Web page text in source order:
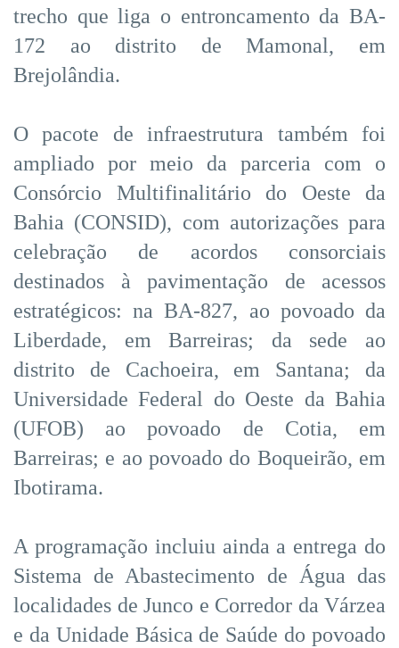
trecho que liga o entroncamento da BA-
172 ao distrito de Mamonal, em
Brejolândia.
O pacote de infraestrutura também foi
ampliado por meio da parceria com o
Consórcio Multifinalitário do Oeste da
Bahia (CONSID), com autorizações para
celebração de acordos consorciais
destinados à pavimentação de acessos
estratégicos: na BA-827, ao povoado da
Liberdade, em Barreiras; da sede ao
distrito de Cachoeira, em Santana; da
Universidade Federal do Oeste da Bahia
(UFOB) ao povoado de Cotia, em
Barreiras; e ao povoado do Boqueirão, em
Ibotirama.
A programação incluiu ainda a entrega do
Sistema de Abastecimento de Água das
localidades de Junco e Corredor da Várzea
e da Unidade Básica de Saúde do povoado